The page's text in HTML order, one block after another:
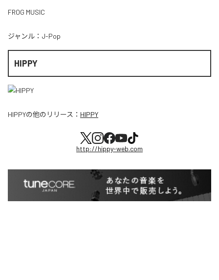
FROG MUSIC
ジャンル： J-Pop
HIPPY
HIPPYの他のリリース： HIPPY
http://hippy-web.com